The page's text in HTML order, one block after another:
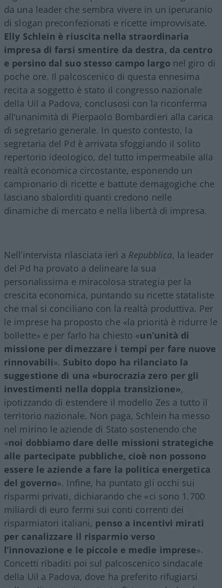
da una leader che sembra vivere in un iperuranio
di slogan preconfezionati e ricette improvvisate.
Elly Schlein è riuscita nella straordinaria
impresa di farsi smentire da destra, da centro
e persino dal suo stesso campo largo nel giro di
poche ore. Il palcoscenico di questa ennesima
recita a soggetto è stato il congresso nazionale
della Uil a Padova, conclusosi con la riconferma
all’unanimità di Pierpaolo Bombardieri alla carica
di segretario generale. In questo contesto, la
segretaria del Pd è arrivata sfoggiando il solito
repertorio ideologico, del tutto impermeabile alla
realtà economica circostante, esponendo un
campionario di ricette e battute demagogiche che
lasciano sbalorditi quanti credono nelle
dinamiche di mercato e nella libertà di impresa.
Nell’intervista rilasciata ieri a Repubblica, la leader
del Pd ha provato a delineare la sua
personalissima e miracolosa strategia per la
crescita economica, puntando su ricette stataliste
che mal si conciliano con la realtà produttiva. Per
le imprese ha proposto che «la priorità è ridurre le
bollette» e per farlo ha chiesto «un’unità di
missione per dimezzare i tempi per fare nuove
rinnovabili». Subito dopo ha rilanciato la
suggestione di una «burocrazia zero per gli
investimenti nella doppia transizione»,
ipotizzando di estendere il modello Zes a tutto il
territorio nazionale. Non paga, Schlein ha messo
nel mirino le aziende di Stato sostenendo che
«noi dobbiamo dare delle missioni strategiche
alle partecipate pubbliche, cioè non possono
essere le aziende a fare la politica energetica
del governo». Infine, ha puntato gli occhi sui
risparmi privati, dichiarando che «ci sono 1.700
miliardi di euro fermi sui conti correnti dei
risparmiatori italiani, penso a incentivi mirati
per canalizzare il risparmio verso
l’innovazione e le piccole e medie imprese».
Concetti ribaditi poi sul palcoscenico sindacale
della Uil a Padova, dove ha preferito rifugiarsi